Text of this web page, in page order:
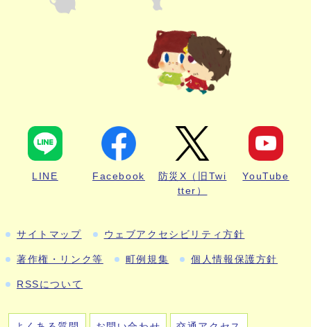
LINE Facebook
防災X（旧Twi
tter）
YouTube
サイトマップ ウェブアクセシビリティ方針
著作権・リンク等 町例規集 個人情報保護方針
RSSについて